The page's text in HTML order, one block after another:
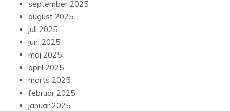
september 2025
august 2025
juli 2025
juni 2025
maj 2025
april 2025
marts 2025
februar 2025
januar 2025